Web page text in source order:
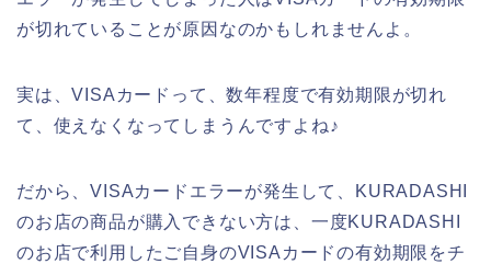
が切れていることが原因なのかもしれませんよ。
実は、VISAカードって、数年程度で有効期限が切れ
て、使えなくなってしまうんですよね♪
だから、VISAカードエラーが発生して、KURADASHI
のお店の商品が購入できない方は、一度KURADASHI
のお店で利用したご自身のVISAカードの有効期限をチ